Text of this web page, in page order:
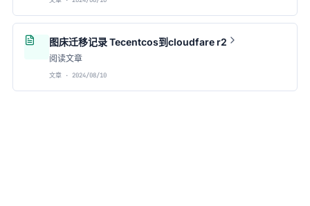
图床迁移记录 Tecentcos到cloudfare r2
阅读文章
文章 · 2024/08/10